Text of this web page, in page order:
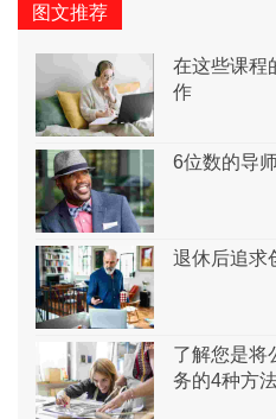
图文推荐
在这些课程
作
6位数的导
退休后追求
了解您是将
务的4种方